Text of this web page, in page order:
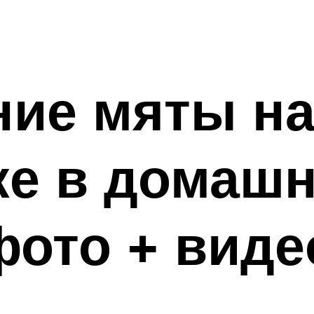
мяты
в
+